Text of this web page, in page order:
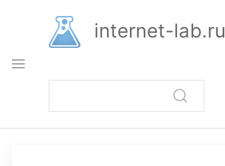
основному
содержанию
internet-lab.ru